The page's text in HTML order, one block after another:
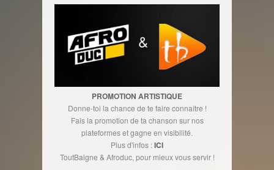
PROMOTION ARTISTIQUE
Donne-toi la chance de te faire connaître !
Fais la promotion de ta chanson sur nos
plateformes et gagne en visibilité.
Plus d'infos :ICI
ToutBaigne & Afroduc, pour mieux vous servir !